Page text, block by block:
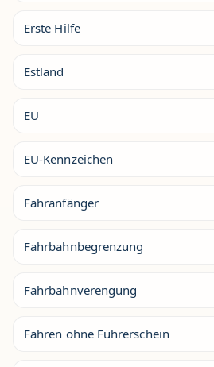
Erste Hilfe
Estland
EU
EU-Kennzeichen
Fahranfänger
Fahrbahnbegrenzung
Fahrbahnverengung
Fahren ohne Führerschein